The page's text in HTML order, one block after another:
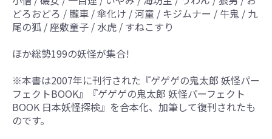
どろおどろ / 朧車 / 傘化け / 河童 / キジムナー / 牛鬼 / 九
尾の狐 / 座敷童子 / 水虎 / すねこすり
ほか総勢199の妖怪が集合!
※本書は2007年に刊行された『ゲゲゲの鬼太郎 妖怪パー
フェクトBOOK』『ゲゲゲの鬼太郎 妖怪パーフェクト
BOOK 日本妖怪探検』を合本化、加筆して復刊されたも
のです。